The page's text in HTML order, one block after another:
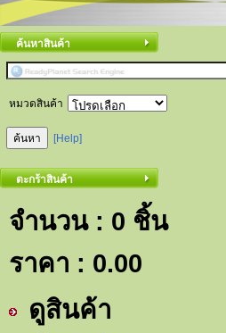
ค้นหาสินค้า
หมวดสินค้า
[Help]
ตะกร้าสินค้า
จำนวน : 0 ชิ้น
ราคา : 0.00
ดูสินค้า